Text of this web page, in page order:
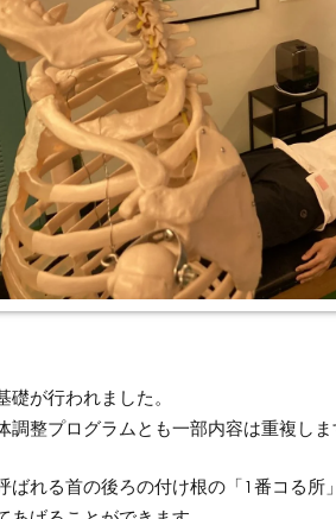
が行われました。
調整プログラムとも一部内容は重複し
ばれる首の後ろの付け根の「1番コる